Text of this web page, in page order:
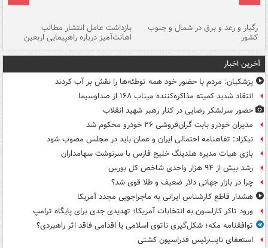
رگبار و رعد و برق در شمال و جنوب
کشور
بازداشت عامل انتشار مطالب
اهانت‌آمیز درباره راهپیمایی اربعین
آخرین اخبار
پزشکیان: مردم با حضور خود همه توطئه‌ها را نقش بر آب کردند
انتقاد شدید کمیته مذاکره‌کننده میناب ۱۶۸ از صداوسیما
حضور سرلشکر رضایی در کنار رهبر شهید انقلاب
مدیران خودرو بابت گران‌فروشی ۲۶ خودرو محکوم شد
نیکزاد: تفاهنامه احتمالی ایران و عمان باید در مجلس مصوب شود
بازی هیات مدیره هلدینگ خلیج فارس با سرنوشت سهامداران
رشد بیش از ۹۴ هزار واحدی شاخص کل بورس
چرا در بازار جهانی دلار ضعیف و طلا قوی شد؟
هشدار قاطع کارشناس ایرانی به ماجراجویی مجدد آمریکا
ورود تاکر کارلسون به انتخابات آمریکا؛ تهدیدی جدی برای پایگاه ترامپ
توافقنامه مکه؛ شکل‌گیری ناتوی اسلامی یا اقدامی فاقد اثر راهبردی؟
استعفای نایب‌رئیس فدراسیون کشتی